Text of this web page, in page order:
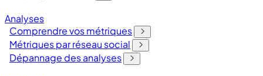
Analyses
Comprendre vos métriques
Métriques par réseau social
Dépannage des analyses